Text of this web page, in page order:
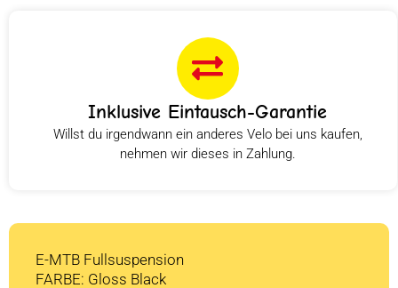
Inklusive Eintausch-Garantie
Willst du irgendwann ein anderes Velo bei uns kaufen,
nehmen wir dieses in Zahlung.
E-MTB Fullsuspension
FARBE: Gloss Black